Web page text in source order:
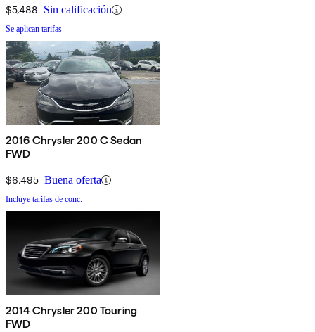
$5,488 Sin calificación
Se aplican tarifas
2016 Chrysler 200 C Sedan
FWD
$6,495 Buena oferta
Incluye tarifas de conc.
2014 Chrysler 200 Touring
FWD